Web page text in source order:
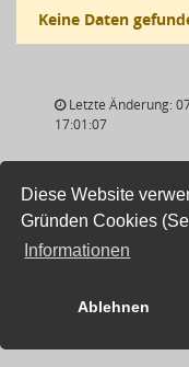
Diese Website
Gründen Cookies
Informationen
Ablehnen
Keine Daten
Letzte Änderung:
17:01:07